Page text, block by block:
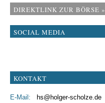
DIREKTLINK ZUR BÖRSE »
SOCIAL MEDIA
KONTAKT
E-Mail:
hs@holger-scholze.de